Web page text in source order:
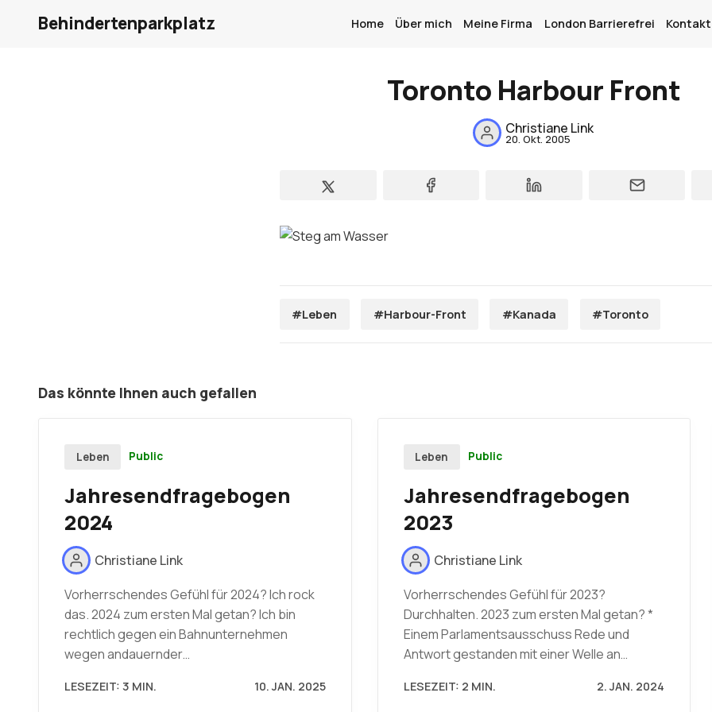
Home
Über mich
Behindertenparkplatz Home Über mich Meine Firma London Barrierefrei Kontakt
Toronto Harbour Front
Christiane Link
20. Okt. 2005
#Leben #Harbour-Front #Kanada #Toronto
Das könnte Ihnen auch gefallen
Leben Public
Jahresendfragebogen
2024
Christiane Link
Vorherrschendes Gefühl für 2024? Ich rock
das. 2024 zum ersten Mal getan? Ich bin
rechtlich gegen ein Bahnunternehmen
wegen andauernder…
LESEZEIT: 3 MIN. 10. JAN. 2025
Leben Public
Jahresendfragebogen
2023
Christiane Link
Vorherrschendes Gefühl für 2023?
Durchhalten. 2023 zum ersten Mal getan? *
Einem Parlamentsausschuss Rede und
Antwort gestanden mit einer Welle an…
LESEZEIT: 2 MIN. 2. JAN. 2024